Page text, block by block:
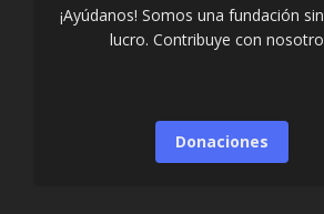
¡Ayúdanos! Somos una fundación
lucro. Contribuye con
Donaciones